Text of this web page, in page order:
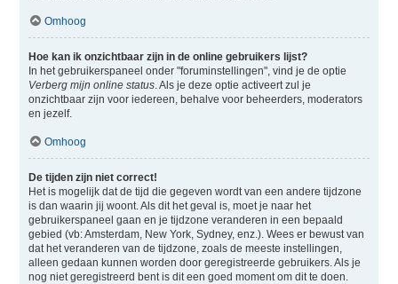
Omhoog
Hoe kan ik onzichtbaar zijn in de online gebruikers lijst?
In het gebruikerspaneel onder "foruminstellingen", vind je de optie
Verberg mijn online status. Als je deze optie activeert zul je
onzichtbaar zijn voor iedereen, behalve voor beheerders, moderators
en jezelf.
Omhoog
De tijden zijn niet correct!
Het is mogelijk dat de tijd die gegeven wordt van een andere tijdzone
is dan waarin jij woont. Als dit het geval is, moet je naar het
gebruikerspaneel gaan en je tijdzone veranderen in een bepaald
gebied (vb: Amsterdam, New York, Sydney, enz.). Wees er bewust van
dat het veranderen van de tijdzone, zoals de meeste instellingen,
alleen gedaan kunnen worden door geregistreerde gebruikers. Als je
nog niet geregistreerd bent is dit een goed moment om dit te doen.